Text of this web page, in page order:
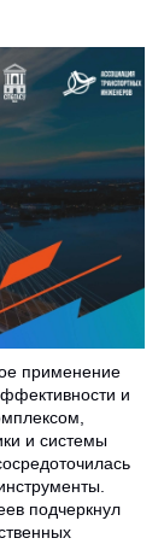
применение
и
и системы
подчеркнул